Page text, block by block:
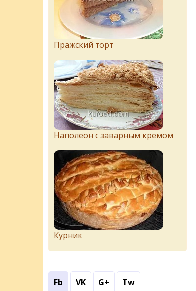
Пражский торт
Наполеон с заварным кремом
Курник
Fb VK G+ Tw